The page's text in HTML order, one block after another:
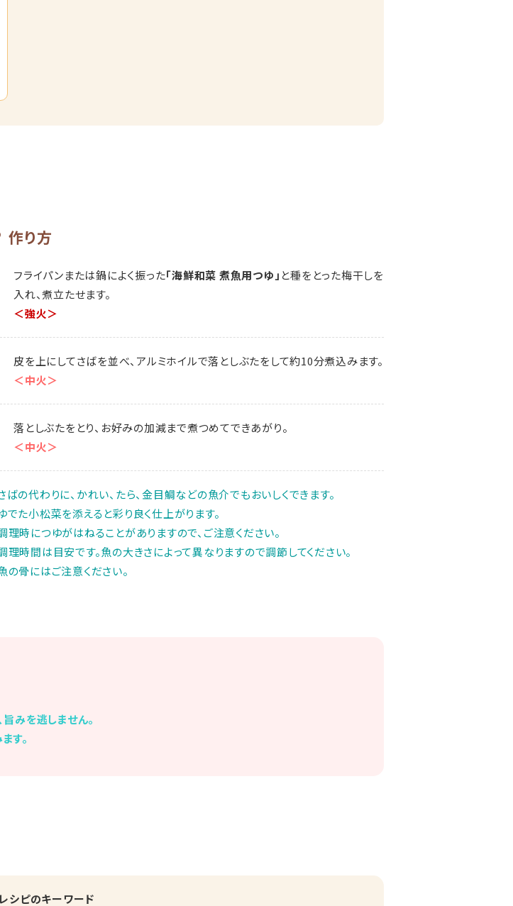
作り方
フライパンまたは鍋によく振った「海鮮和菜 煮魚用つゆ」 と種をとった梅干しを
入れ、煮立たせます。
＜強火＞
皮を上にしてさばを並べ、アルミホイルで落としぶたをして約10分煮込みます。
＜中火＞
落としぶたをとり、お好みの加減まで煮つめてできあがり。
＜中火＞
ばの代わりに、かれい、たら、金目鯛などの魚介でもおいしくできます。
でた小松菜を添えると彩り良く仕上がります。
理時につゆがはねることがありますので、ご注意ください。
理時間は目安です。魚の大きさによって異なりますので調節してください。
の骨にはご注意ください。
みを逃しません。
す。
シピのキーワード